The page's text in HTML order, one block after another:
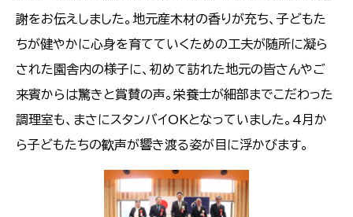
謝をお伝えしました。地元産木材の香りが充ち、子どもた
ちが健やかに心身を育てていくための工夫が随所に凝ら
された園舎内の様子に、初めて訪れた地元の皆さんやご
来賓からは驚きと賞賛の声。栄養士が細部までこだわった
調理室も、まさにスタンバイOKとなっていました。4月か
ら子どもたちの歓声が響き渡る姿が目に浮かびます。